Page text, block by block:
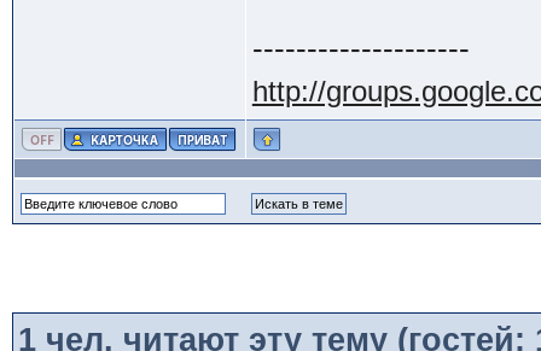
--------------------
http://
1чел. читают эту тему